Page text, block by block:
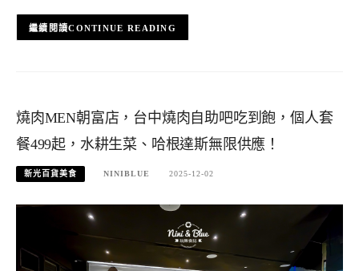
CONTINUE READING
燒肉MEN朝富店，台中燒肉自助吧吃到飽，個人套
餐499起，水耕生菜、哈根達斯無限供應！
新光百貨美食 NINIBLUE 2025-12-02